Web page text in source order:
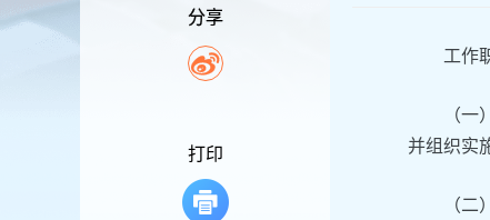
分享
打印
工作
（
并组织实
（